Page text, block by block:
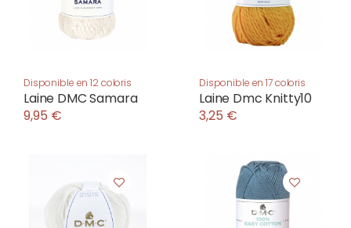
Disponible en 12 coloris
Laine DMC Samara
9,95 €
Disponible en 17 coloris
Laine Dmc Knitty10
3,25 €